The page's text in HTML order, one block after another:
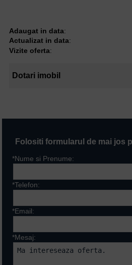
Adaugat in data:
Actualizat in data:
Vizite oferta:
Dotari imobil
Folositi formularul de mai jos
*Nume si Prenume:
*Telefon:
*Email:
*Mesaj: